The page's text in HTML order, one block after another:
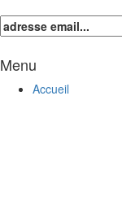
Menu
Accueil